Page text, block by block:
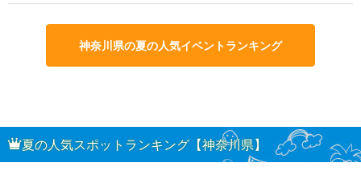
神奈川県の夏の人気イベントランキング
夏の人気スポットランキング【神奈川県】